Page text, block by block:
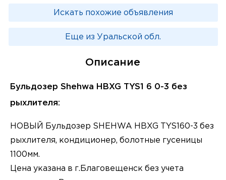
Искать похожие объявления
Еще из Уральской обл.
Описание
Бульдозер Shehwa HBXG TYS1 6 0-3 без
рыхлителя:
НОВЫЙ Бульдозер SHEHWA HBXG TYS160-3 без
рыхлителя, кондиционер, болотные гусеницы
1100мм.
Цена указaнa в г.Благовeщeнск без учeтa